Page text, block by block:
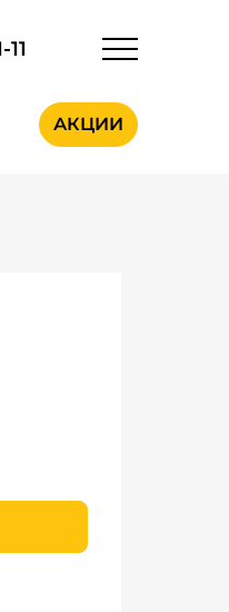
11
АКЦИИ